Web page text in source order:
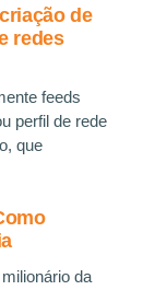
de
redes
feeds
perfil de rede
que
da